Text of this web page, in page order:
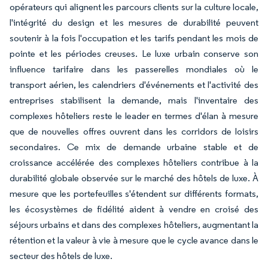
opérateurs qui alignent les parcours clients sur la culture locale,
l'intégrité du design et les mesures de durabilité peuvent
soutenir à la fois l'occupation et les tarifs pendant les mois de
pointe et les périodes creuses. Le luxe urbain conserve son
influence tarifaire dans les passerelles mondiales où le
transport aérien, les calendriers d'événements et l'activité des
entreprises stabilisent la demande, mais l'inventaire des
complexes hôteliers reste le leader en termes d'élan à mesure
que de nouvelles offres ouvrent dans les corridors de loisirs
secondaires. Ce mix de demande urbaine stable et de
croissance accélérée des complexes hôteliers contribue à la
durabilité globale observée sur le marché des hôtels de luxe. À
mesure que les portefeuilles s'étendent sur différents formats,
les écosystèmes de fidélité aident à vendre en croisé des
séjours urbains et dans des complexes hôteliers, augmentant la
rétention et la valeur à vie à mesure que le cycle avance dans le
secteur des hôtels de luxe.